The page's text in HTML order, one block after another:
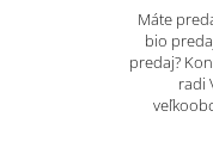
Máte
bio
predaj?
radi